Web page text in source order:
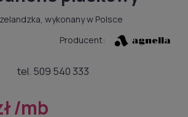
wykonany w Polsce
Producent:
/mb
tel. 509 540 333